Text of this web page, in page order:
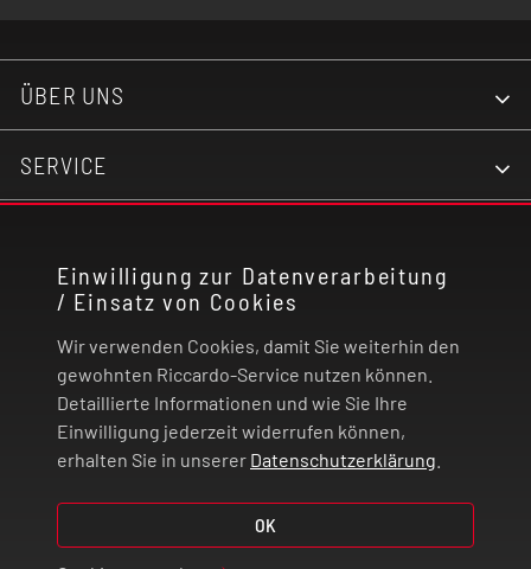
Einwilligung zur Datenverarbeitung
/ Einsatz von Cookies
Wir verwenden Cookies, damit Sie weiterhin den
gewohnten Riccardo-Service nutzen können.
Detaillierte Informationen und wie Sie Ihre
Einwilligung jederzeit widerrufen können,
erhalten Sie in unserer Datenschutzerklärung
OK
Watt)
Meshed Z Coil - Verdampferkopf 0,4 Ohm (50-60
Watt)
ÜBER UNS
SERVICE
RECHTLICHES
ZAHLUNG UND VERSAND
VERTRAG WIDERRUFEN
© 2026 | Riccardo Onlinestore GmbH